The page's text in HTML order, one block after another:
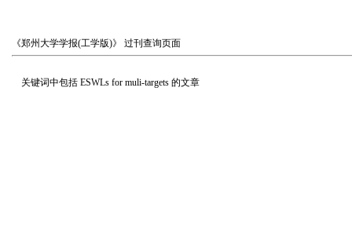
《郑州大学学报(工学版)》 过刊查询页面
关键词中包括 ESWLs for muli-targets 的文章